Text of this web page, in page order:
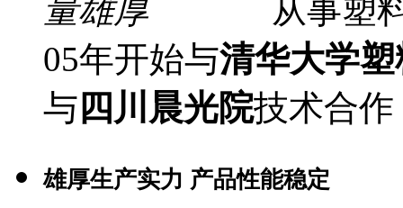
从事塑
05年开始与清华大学
与 四川晨光院技术合作
雄厚生产实力 产品性能稳定